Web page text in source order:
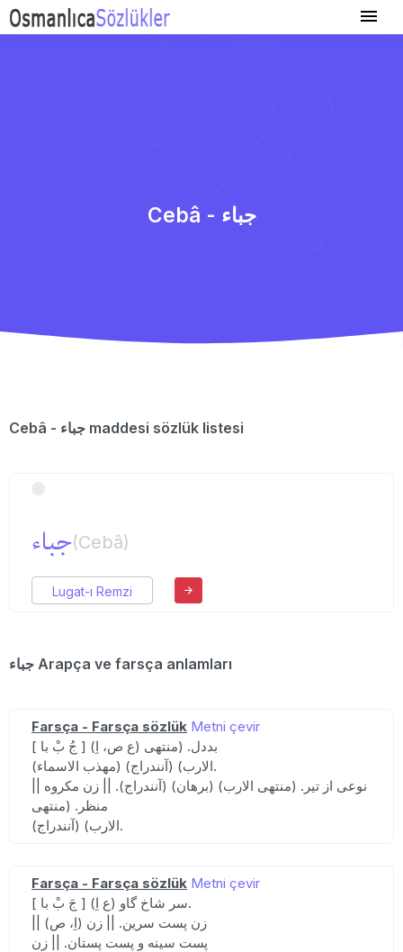
Cebâ - جباء
Cebâ - جباء maddesi sözlük listesi
جباء(Cebâ)
Lugat-ı Remzi
جباء Arapça ve farsça anlamları
Farsça - Farsça sözlük Metni çevir
[ جُ بْ با ] (ع ص، اِ) بددل. (منتهی
الارب) (آنندراج) (مهذب الاسماء).
منظر. (منتهی
الارب) (آنندراج).
Farsça - Farsça sözlük Metni çevir
[ جَ بْ با ] (ع اِ) سر شاخ گاو.
|| (اِ، ص) زن پست سرین. || زن
پست سینه و پست پستان. || زن